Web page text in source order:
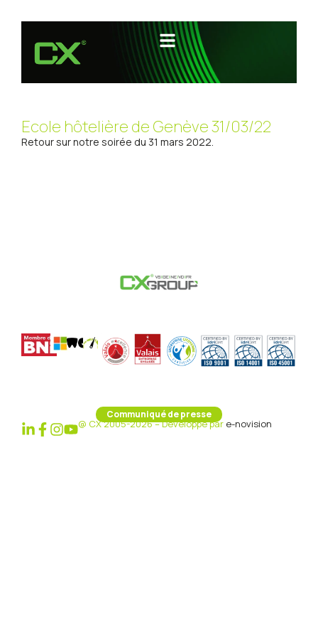
Ecole hôtelière de Genève 31/03/22
Retour sur notre soirée du 31 mars 2022
@ CX 2005-2026 – Développé par e-novision
Communiqué de presse